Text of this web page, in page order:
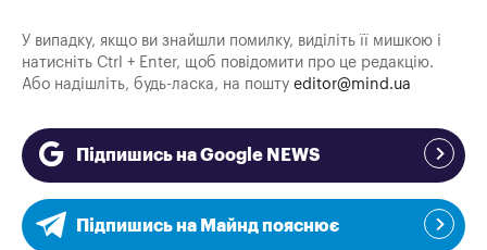
У випадку, якщо ви знайшли помилку, виділіть її мишкою і
натисніть Ctrl + Enter, щоб повідомити про це редакцію.
Або надішліть, будь-ласка, на пошту editor@mind.ua
Підпишись на Google NEWS
Підпишись на Майнд пояснює